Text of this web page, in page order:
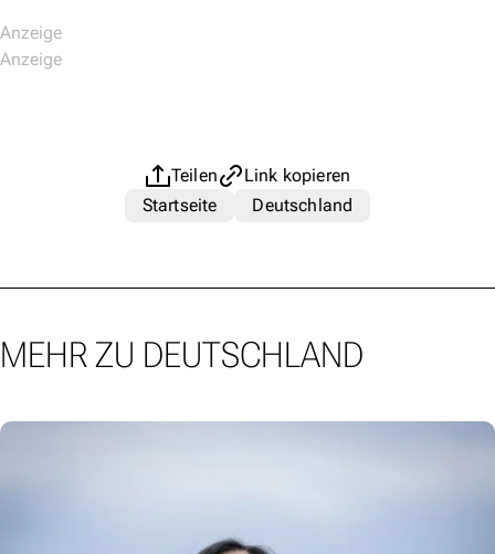
Teilen
Link kopieren
Startseite
Deutschland
MEHR ZU DEUTSCHLAND